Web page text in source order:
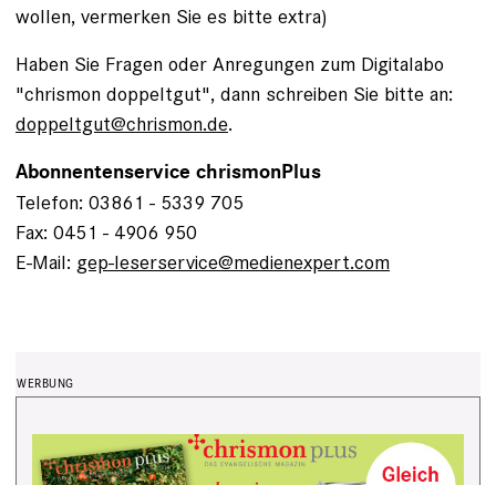
wollen, vermerken Sie es bitte extra)
Haben Sie Fragen oder Anregungen zum Digitalabo
"chrismon doppeltgut", dann schreiben Sie bitte an:
doppeltgut@chrismon.de.
Abonnentenservice chrismonPlus
Telefon: 03861 - 5339 705
Fax: 0451 - 4906 950
E-Mail: gep-leserservice@medienexpert.com